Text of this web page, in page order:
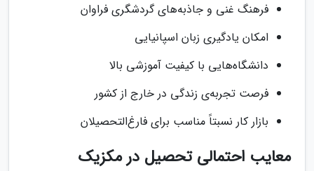
فرهنگ غنی و جاذبه‌های گردشگری فراوان
امکان یادگیری زبان اسپانیایی
دانشگاه‌هایی با کیفیت آموزشی بالا
فرصت تجربه‌ی زندگی در خارج از کشور
بازار کار نسبتاً مناسب برای فارغ‌التحصیلان
معایب احتمالی تحصیل در مکزیک